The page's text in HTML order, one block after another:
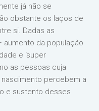
já não se
obstante os laços de
si. Dadas as
da população
e ‘super
as pessoas cuja
percebem a
e sustento desses